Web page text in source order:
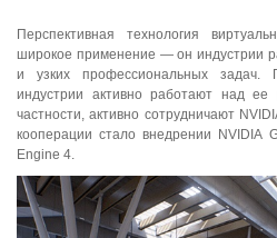
Перспективная технология
широкое применение — он индустрии
и узких профессиональных задач.
индустрии активно работают над
частности, активно сотрудничают
кооперации стало внедрении NVIDIA
Engine 4.